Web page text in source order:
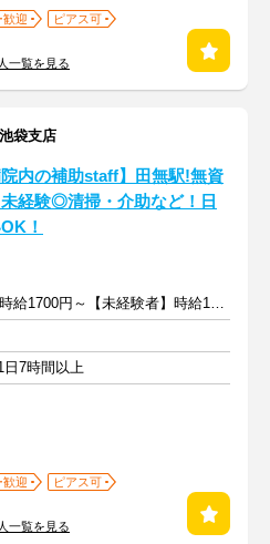
歓迎
ピアス可
一覧を見る
袋支店
院内の補助staff】田無駅!無資
経験◎清掃・介助など！日
！
【経験者】時給1700円～【未経験者】時給1500円～ ＋交通費
日7時間以上
歓迎
ピアス可
一覧を見る